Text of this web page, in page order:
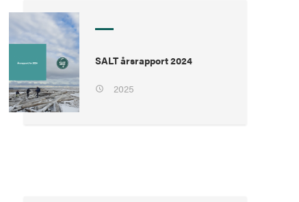
SALT årsrapport 2024
2025